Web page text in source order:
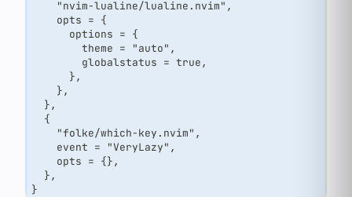
    "nvim-lualine/lualine.nvim",
    opts = {
      options = {
        theme = "auto",
        globalstatus = true,
      },
    },
  },
  {
    "folke/which-key.nvim",
    event = "VeryLazy",
    opts = {},
  },
}